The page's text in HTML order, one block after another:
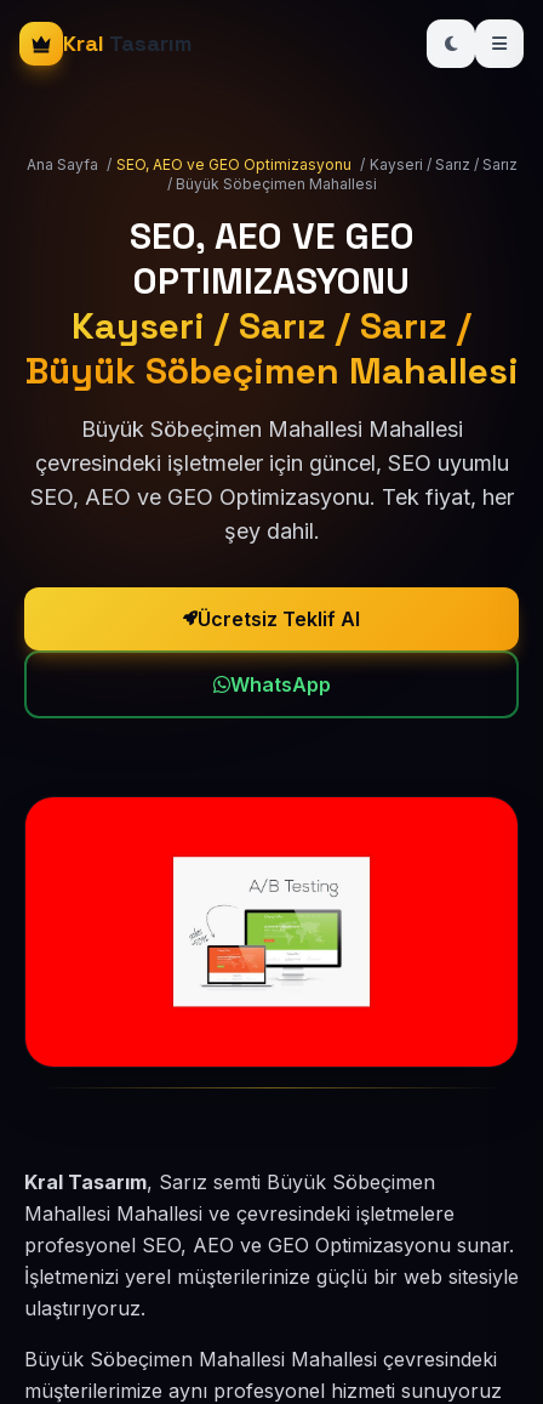
Kral Tasarım
Ana Sayfa / SEO, AEO ve GEO Optimizasyonu / Kayseri / Sarız / Sarız
/ Büyük Söbeçimen Mahallesi
SEO, AEO VE GEO
OPTIMIZASYONU
Kayseri / Sarız / Sarız /
Büyük Söbeçimen Mahallesi
Büyük Söbeçimen Mahallesi Mahallesi
çevresindeki işletmeler için güncel, SEO uyumlu
SEO, AEO ve GEO Optimizasyonu. Tek fiyat, her
şey dahil.
Ücretsiz Teklif Al
WhatsApp
Kral Tasarım, Sarız semti Büyük Söbeçimen
Mahallesi Mahallesi ve çevresindeki işletmelere
profesyonel SEO, AEO ve GEO Optimizasyonu sunar.
İşletmenizi yerel müşterilerinize güçlü bir web sitesiyle
ulaştırıyoruz.
Büyük Söbeçimen Mahallesi Mahallesi çevresindeki
müşterilerimize aynı profesyonel hizmeti sunuyoruz